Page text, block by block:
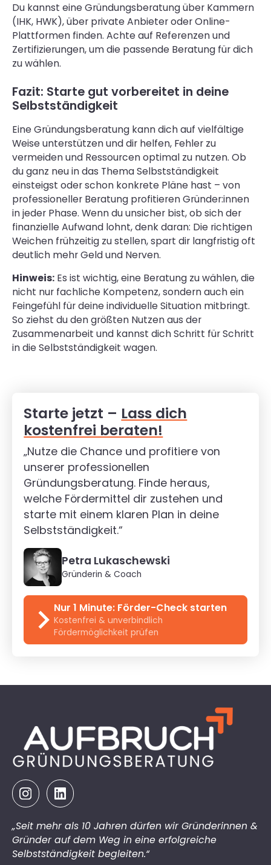
Du kannst eine Gründungsberatung über Kammern
(IHK, HWK), über private Anbieter oder Online-
Plattformen finden. Achte auf Referenzen und
Zertifizierungen, um die passende Beratung für dich
zu wählen.
Fazit: Starte gut vorbereitet in deine
Selbstständigkeit
Eine Gründungsberatung kann dich auf vielfältige
Weise unterstützen und dir helfen, Fehler zu
vermeiden und Ressourcen optimal zu nutzen. Ob
du ganz neu in das Thema Selbstständigkeit
einsteigst oder schon konkrete Pläne hast – von
professioneller Beratung profitieren Gründer:innen
in jeder Phase. Wenn du unsicher bist, ob sich der
finanzielle Aufwand lohnt, denk daran: Die richtigen
Weichen frühzeitig zu stellen, spart dir langfristig oft
deutlich mehr Geld und Nerven.
Hinweis:Es ist wichtig, eine Beratung zu wählen, die
nicht nur fachliche Kompetenz, sondern auch ein
Feingefühl für deine individuelle Situation mitbringt.
So ziehst du den größten Nutzen aus der
Zusammenarbeit und kannst dich Schritt für Schritt
in die Selbstständigkeit wagen.
Starte jetzt – Lass dich
kostenfrei beraten!
„Nutze die Chance und profitiere von
unserer professionellen
Gründungsberatung. Finde heraus,
welche Fördermittel dir zustehen und
starte mit einem klaren Plan in deine
Selbstständigkeit.“
Petra Lukaschewski
Gründerin & Coach
Nur 1 Minute: Förder-Check starten
Kostenfrei & unverbindlich
Fördermöglichkeit prüfen
„Seit mehr als 10 Jahren dürfen wir Gründerinnen &
Gründer auf dem Weg in eine erfolgreiche
Selbstständigkeit begleiten.“